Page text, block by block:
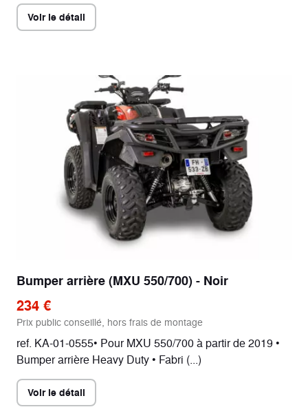
Voir le détail
Bumper arrière (MXU 550/700) - Noir
234 €
Prix public conseillé, hors frais de montage
ref. KA-01-0555• Pour MXU 550/700 à partir de 2019 •
Bumper arrière Heavy Duty • Fabri (...)
Voir le détail